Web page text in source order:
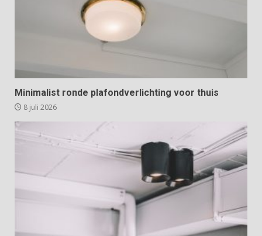
Minimalist ronde plafondverlichting voor thuis
8 juli 2026